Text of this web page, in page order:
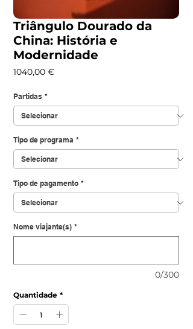
Triângulo Dourado da
China: História e
Modernidade
1040,00 €Preço
Partidas *
Tipo de programa *
Tipo de pagamento *
Nome viajante(s) *
0/300
Quantidade *